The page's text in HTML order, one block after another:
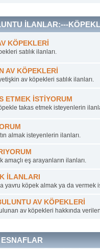
İLANLAR:---
KÖPEKLERİ
satılık ilanları.
AV KÖPEKLERİ
av köpekleri satılık ilanları.
ETMEK İSTİYORUM
takas etmek isteyenlerin
almak isteyenlerin ilanları.
eş arayanların ilanları.
İLANLARI
yavru köpek almak ya da vermek
AV KÖPEKLERİ
av köpekleri hakkında